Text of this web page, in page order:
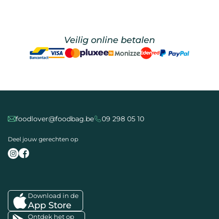
Veilig online betalen
foodlover@foodbag.be 09 298 05 10
Deel jouw gerechten op
Download in de
App Store
Ontdek het op